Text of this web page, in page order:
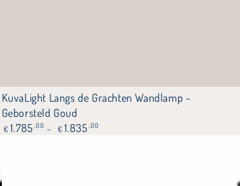
KuvaLight
Langs
de
-
KuvaLight Langs de Grachten Wandlamp -
Geborsteld Goud
Normale
€ 1.785 ,00 € 1.835 ,00